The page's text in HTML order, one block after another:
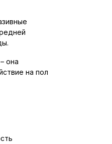
она
на пол